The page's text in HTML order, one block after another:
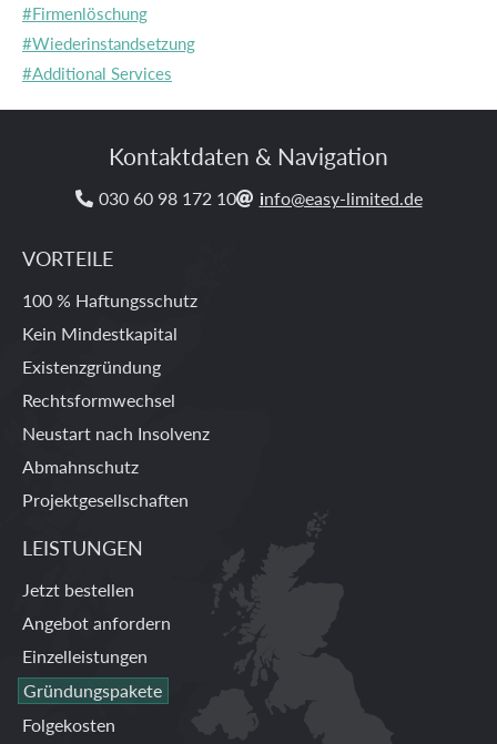
#Firmenlöschung
#Wiederinstandsetzung
#Additional Services
Kontaktdaten & Navigation
 030 60 98 172 10 info@easy-limited.de
VORTEILE
100 % Haftungsschutz
Kein Mindestkapital
Existenzgründung
Rechtsformwechsel
Neustart nach Insolvenz
Abmahnschutz
Projektgesellschaften
LEISTUNGEN
Jetzt bestellen
Angebot anfordern
Einzelleistungen
Gründungspakete
Folgekosten